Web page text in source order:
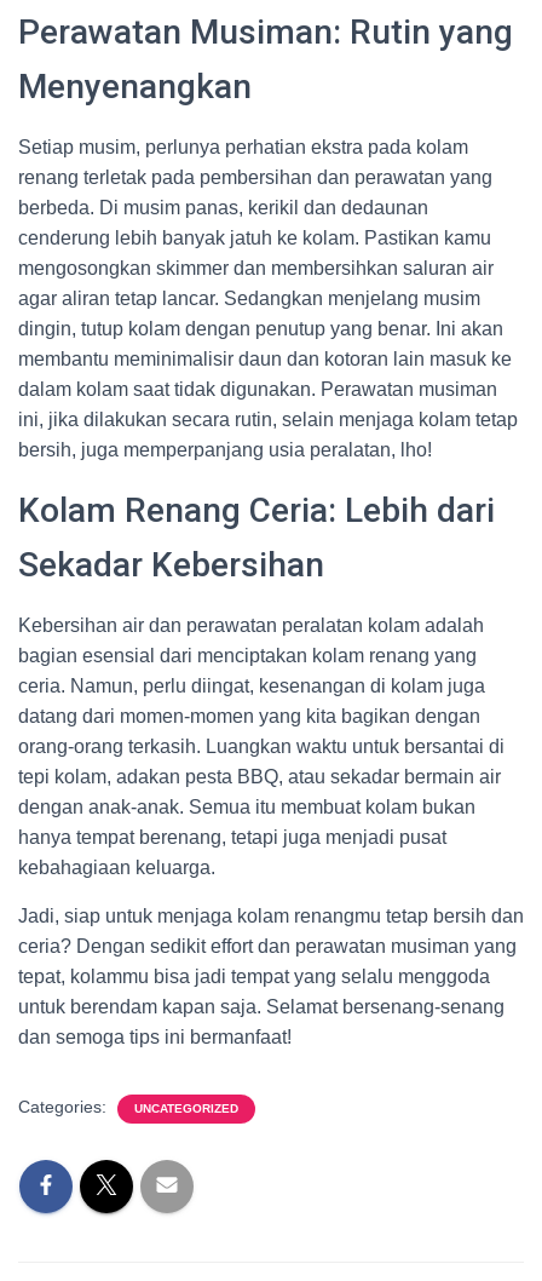
Perawatan Musiman: Rutin yang
Menyenangkan
Setiap musim, perlunya perhatian ekstra pada kolam
renang terletak pada pembersihan dan perawatan yang
berbeda. Di musim panas, kerikil dan dedaunan
cenderung lebih banyak jatuh ke kolam. Pastikan kamu
mengosongkan skimmer dan membersihkan saluran air
agar aliran tetap lancar. Sedangkan menjelang musim
dingin, tutup kolam dengan penutup yang benar. Ini akan
membantu meminimalisir daun dan kotoran lain masuk ke
dalam kolam saat tidak digunakan. Perawatan musiman
ini, jika dilakukan secara rutin, selain menjaga kolam tetap
bersih, juga memperpanjang usia peralatan, lho!
Kolam Renang Ceria: Lebih dari
Sekadar Kebersihan
Kebersihan air dan perawatan peralatan kolam adalah
bagian esensial dari menciptakan kolam renang yang
ceria. Namun, perlu diingat, kesenangan di kolam juga
datang dari momen-momen yang kita bagikan dengan
orang-orang terkasih. Luangkan waktu untuk bersantai di
tepi kolam, adakan pesta BBQ, atau sekadar bermain air
dengan anak-anak. Semua itu membuat kolam bukan
hanya tempat berenang, tetapi juga menjadi pusat
kebahagiaan keluarga.
Jadi, siap untuk menjaga kolam renangmu tetap bersih dan
ceria? Dengan sedikit effort dan perawatan musiman yang
tepat, kolammu bisa jadi tempat yang selalu menggoda
untuk berendam kapan saja. Selamat bersenang-senang
dan semoga tips ini bermanfaat!
Categories: UNCATEGORIZED